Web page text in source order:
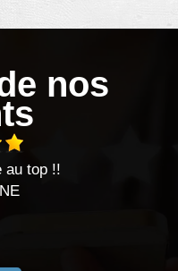
nos
pour notre couverture.
et les délais ont